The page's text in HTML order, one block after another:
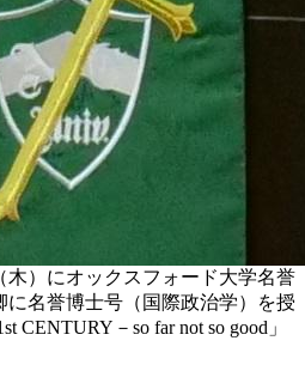
木）にオックスフォード大学名誉
名誉博士号（国際政治学）を授
CENTURY－so far not so good」